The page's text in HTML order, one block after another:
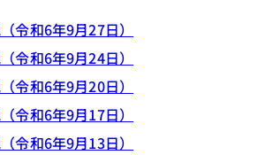
令和6年9月27日）
令和6年9月24日）
令和6年9月20日）
令和6年9月17日）
令和6年9月13日）